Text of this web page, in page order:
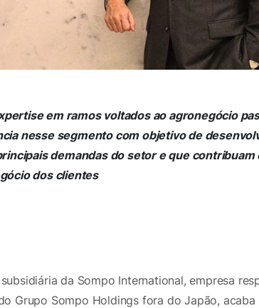
em ramos voltados ao agronegócio
nesse segmento com objetivo de
demandas do setor e que
dos clientes
da Sompo International, empresa
Grupo Sompo Holdings fora do Japão,